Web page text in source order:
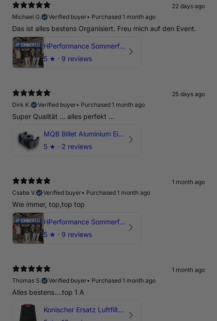
22 days ago
Michael G.
Verified buyer• Purchased 1 month ago
Das ist alles bestens Organisiert. Freu mich auf den Event.
HPerformance Sommerfest 2026
5 ★ · 9 reviews
25 days ago
Dirk K.
Verified buyer• Purchased 1 month ago
Super Qualität ... alles perfekt ...
MQB Billet Aluminium Einsatz Drehmomentstütze - DOGBONE für Audi RS3, TTRS, RSQ3
5 ★ · 2 reviews
1 month ago
Csaba V.
Verified buyer• Purchased 1 month ago
Wie immer, top,top top
HPerformance Sommerfest 2026
5 ★ · 9 reviews
1 month ago
Thomas S.
Verified buyer• Purchased 1 month ago
Alles bestens....top 1 A
Konischer Ersatz Luftfilter Pilz - 4" & 5" Offene Ansaugung